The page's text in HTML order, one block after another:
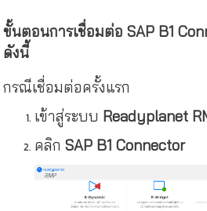
ขั้นตอนการเชื่อมต่อ SAP B1
ดังนี้
กรณีเชื่อมต่อครั้งแรก
เข้าสู่ระบบ Readyplanet
คลิกSAP B1 Connector